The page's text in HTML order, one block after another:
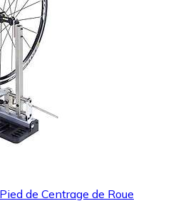
de Centrage de Roue